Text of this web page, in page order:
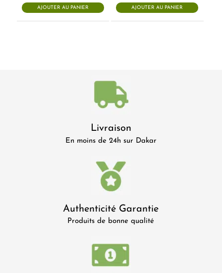
AJOUTER AU PANIER
36.500 CFA.34.675
AJOUTER AU PANIER
Livraison
En moins de 24h sur Dakar
Authenticité Garantie
Produits de bonne qualité